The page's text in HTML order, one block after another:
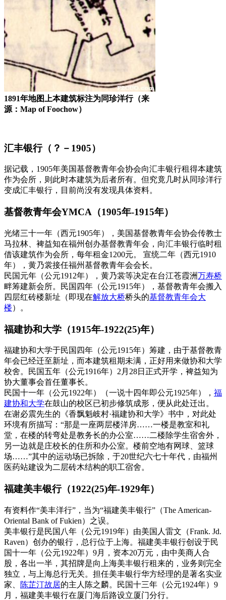
1891年地图上本建筑标注为同珍洋行（来
源：Map of Foochow）
汇丰银行（？－1905）
据记载，1905年美国基督教青年会协会向汇丰银行租得本建筑
作为会所，则此时本建筑为后者所有。但究竟几时从同珍洋行
变成汇丰银行，目前尚没有发现具体资料。
基督教青年会YMCA（1905年-1915年）
光绪三十一年（西元1905年），美国基督教青年会协会传教士
马拉林、裨益知在福州创办基督教青年会，向汇丰银行临时租
借该建筑作为会所，每年租金1200元。 宣统二年（西元1910
年），黄乃裳接任福州基督教青年会会长。
民国元年（公元1912年），黄乃裳等决定在台江苍霞洲万寿桥
畔筹建新会所。民国四年（公元1915年），基督教青年会搬入
四层红砖楼新址（即现在解放大桥桥头的基督教青年会大
楼）。
福建协和大学（1915年-1922(25)年）
福建协和大学于民国四年（公元1915年）筹建，由于基督教青
年会已经迁至新址，而本建筑租期未满，正好用来做协和大学
校舍。民国五年（公元1916年）2月28日正式开学，裨益知为
协大董事会首任董事长。
民国十一年（公元1922年）（一说十四年即公元1925年）， 福
建协和大学在鼓山的校区已初步修筑成形，便从此处迁出。
在谢必震先生的《香飘魁岐村·福建协和大学》书中，对此处
环境有所描写： “那是一座两层楼洋房……一楼是教室和礼
堂，在楼的转弯处是教务长的办公室……二楼除学生宿舍外，
另一边就是庄校长的住所和办公室。楼前空地有网球、篮球
场……”其中的运动场已拆除，于20世纪六七十年代，由福州
医药站建设为二层砖木结构的职工宿舍。
福建美丰银行（1922(25)年-1929年）
有资料作“美丰洋行”，当为“福建美丰银行”（The American-
Oriental Bank of Fukien）之误。
美丰银行是民国八年（公元1919年）由美国人雷文（Frank. Jd.
Raven）创办的银行，总行位于上海。福建美丰银行创设于民
国十一年（公元1922年）9月，资本20万元，由中美商人合
股，各出一半，其招牌是向上海美丰银行租来的，业务则完全
独立，与上海总行无关。担任美丰银行华方经理的是著名实业
家、
陈芷汀故居的主人陈之麟。民国十三年（公元1924年）9
月，福建美丰银行在厦门海后路设立厦门分行。